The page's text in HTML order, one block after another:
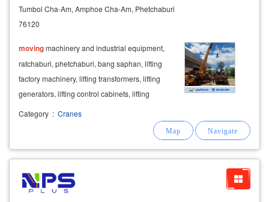
Tumbol Cha-Am, Amphoe Cha-Am, Phetchaburi
76120
movingmachinery and industrial equipment,
ratchaburi, phetchaburi, bang saphan, lifting
factory machinery, lifting transformers, lifting
generators, lifting control cabinets, lifting
accident cars, lifting boats, lifting jet
Category : Cranes